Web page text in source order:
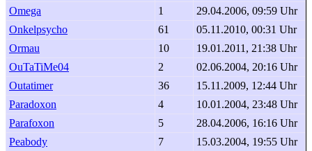
Omega
1
29.04.2006, 09:59 Uhr
Onkelpsycho
61
05.11.2010, 00:31 Uhr
Ormau
10
19.01.2011, 21:38 Uhr
OuTaTiMe04
2
02.06.2004, 20:16 Uhr
Outatimer
36
15.11.2009, 12:44 Uhr
Paradoxon
4
10.01.2004, 23:48 Uhr
Parafoxon
5
28.04.2006, 16:16 Uhr
Peabody
7
15.03.2004, 19:55 Uhr